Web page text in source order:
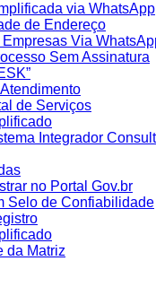
via WhatsApp
de Endereço
Via
Sem Assinatura
de Serviços
Integrador
no Portal Gov.br
Selo de Confiabilidade
da Matriz